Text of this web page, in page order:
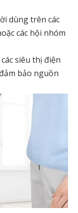
dùng trên các
các hội nhóm
siêu thị điện
bảo nguồn